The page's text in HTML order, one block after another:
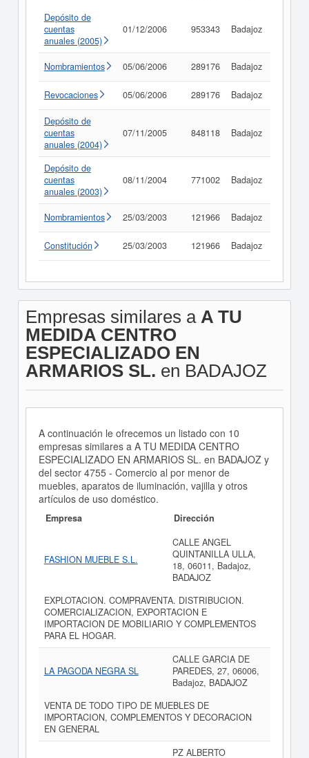
Depósito de
cuentas
anuales (2005)
01/12/2006 953343 Badajoz
Nombramientos 05/06/2006 289176 Badajoz
Revocaciones 05/06/2006 289176 Badajoz
Depósito de
cuentas
anuales (2004)
07/11/2005 848118 Badajoz
Depósito de
cuentas
anuales (2003)
08/11/2004 771002 Badajoz
Nombramientos 25/03/2003 121966 Badajoz
Constitución 25/03/2003 121966 Badajoz
Empresas similares a A TU
MEDIDA CENTRO
ESPECIALIZADO EN
ARMARIOS SL. en BADAJOZ
A continuación le ofrecemos un listado con 10
empresas similares a A TU MEDIDA CENTRO
ESPECIALIZADO EN ARMARIOS SL. en BADAJOZ y
del sector 4755 - Comercio al por menor de
muebles, aparatos de iluminación, vajilla y otros
artículos de uso doméstico.
Empresa Dirección
FASHION MUEBLE S.L.
CALLE ANGEL
QUINTANILLA ULLA,
18, 06011, Badajoz,
BADAJOZ
EXPLOTACION. COMPRAVENTA. DISTRIBUCION.
COMERCIALIZACION, EXPORTACION E
IMPORTACION DE MOBILIARIO Y COMPLEMENTOS
PARA EL HOGAR.
LA PAGODA NEGRA SL
CALLE GARCIA DE
PAREDES, 27, 06006,
Badajoz, BADAJOZ
VENTA DE TODO TIPO DE MUEBLES DE
IMPORTACION, COMPLEMENTOS Y DECORACION
EN GENERAL
PZ ALBERTO